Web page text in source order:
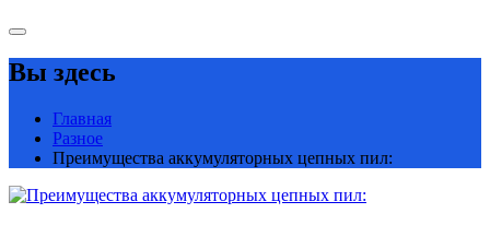
Вы здесь
Главная
Разное
Преимущества аккумуляторных цепных пил: